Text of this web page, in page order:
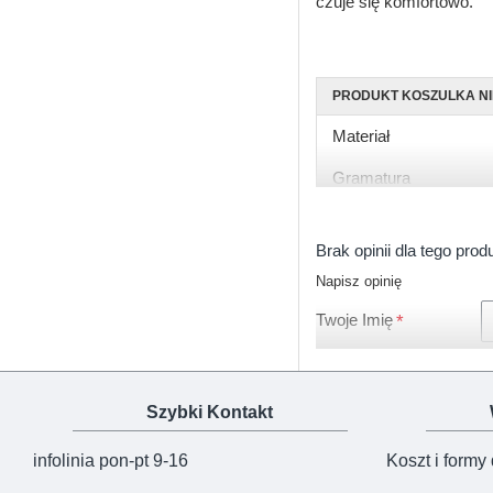
PRODUKT KOSZULKA
Materiał
Gramatura
Rozmiary
Zapięcie
Produkcja
Brak opinii dla tego
Napisz opinię
Twoje Imię
Szybki Kontakt
infolinia pon-pt 9-16 Koszt i formy